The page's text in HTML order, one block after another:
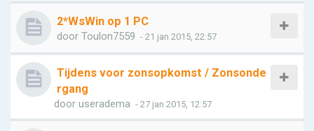
2*WsWin op 1 PC
door Toulon7559 - 21 jan 2015, 22:57
Tijdens voor zonsopkomst / Zonsonde
rgang
door useradema - 27 jan 2015, 12:57